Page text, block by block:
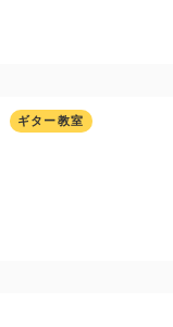
ギター教室